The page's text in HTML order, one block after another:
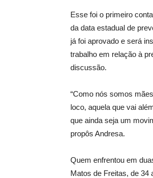
Esse foi o primeiro
da data estadual de
já foi aprovado e será
trabalho em relação à
discussão.
“Como nós somos
loco, aquela que vai
que ainda seja um
propôs Andresa.
Quem enfrentou em
Matos de Freitas, de 34